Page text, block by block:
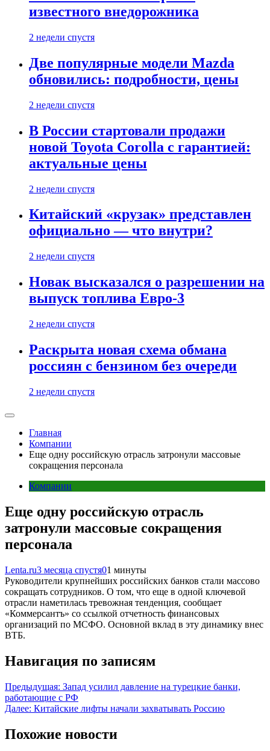
известного внедорожника
2 недели спустя
Две популярные модели Mazda
обновились: подробности, цены
2 недели спустя
В России стартовали продажи
новой Toyota Corolla с гарантией:
актуальные цены
2 недели спустя
Китайский «крузак» представлен
официально — что внутри?
2 недели спустя
Новак высказался о разрешении на
выпуск топлива Евро-3
2 недели спустя
Раскрыта новая схема обмана
россиян с бензином без очереди
2 недели спустя
Главная
Компании
Еще одну российскую отрасль затронули массовые
сокращения персонала
Компании
Еще одну российскую отрасль
затронули массовые сокращения
персонала
Lenta.ru3 месяца спустя01 минуты
Руководители крупнейших российских банков стали массово
сокращать сотрудников. О том, что еще в одной ключевой
отрасли наметилась тревожная тенденция, сообщает
«Коммерсантъ» со ссылкой отчетность финансовых
организаций по МСФО. Основной вклад в эту динамику внес
ВТБ.
Навигация по записям
Предыдущая: Запад усилил давление на турецкие банки,
работающие с РФ
Далее: Китайские лифты начали захватывать Россию
Похожие новости